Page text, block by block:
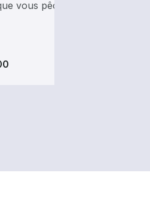
vous pêchez.